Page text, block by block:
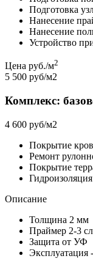
Подготовка
Нанесение
Нанесение
Устройство
Цена руб./м2
5 500 руб/м2
Комплекс:
4 600 руб/м2
Покрытие
Ремонт
Покрытие
Описание
Толщина 2 мм
Праймер 2-3
Защита от УФ
Эксплуатация